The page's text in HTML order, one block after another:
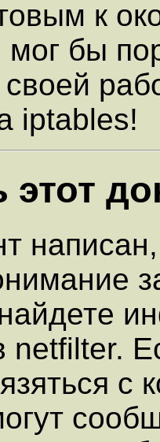
к
бы
своей
iptables!
этот
netfilter.
с